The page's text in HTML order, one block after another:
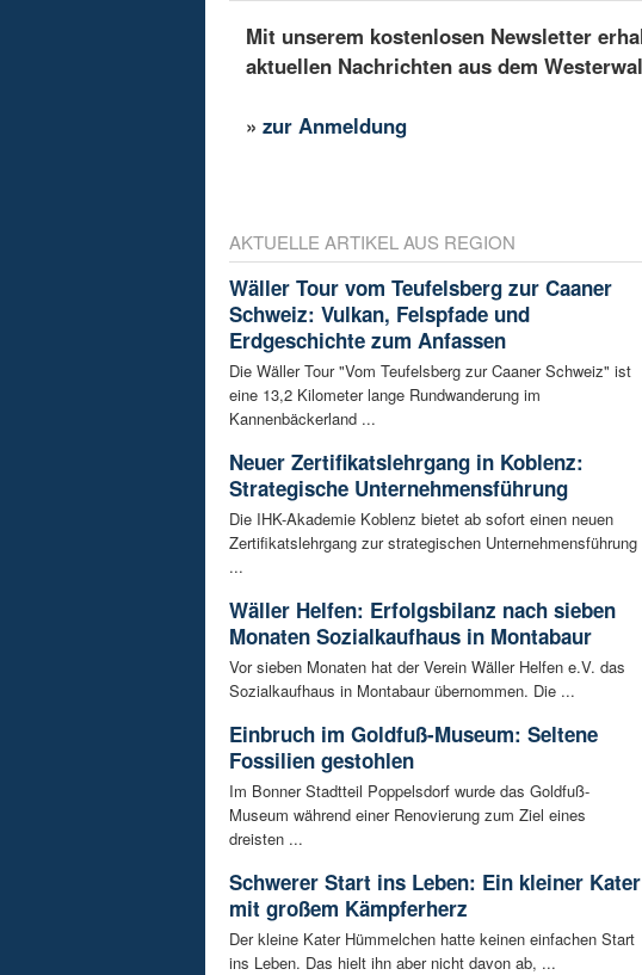
Mit unserem kostenlosen Newsletter
aktuellen Nachrichten aus dem
»zur Anmeldung
AKTUELLE ARTIKEL AUS REGION
Wäller Tour vom Teufelsberg zur Caaner
Schweiz: Vulkan, Felspfade und
Erdgeschichte zum Anfassen
Die Wäller Tour "Vom Teufelsberg zur Caaner Schweiz" ist
eine 13,2 Kilometer lange Rundwanderung im
Kannenbäckerland ...
Neuer Zertifikatslehrgang in Koblenz:
Strategische Unternehmensführung
Die IHK-Akademie Koblenz bietet ab sofort einen neuen
Zertifikatslehrgang zur strategischen Unternehmensführung
...
Wäller Helfen: Erfolgsbilanz nach sieben
Monaten Sozialkaufhaus in Montabaur
Vor sieben Monaten hat der Verein Wäller Helfen e.V. das
Sozialkaufhaus in Montabaur übernommen. Die ...
Einbruch im Goldfuß-Museum: Seltene
Fossilien gestohlen
Im Bonner Stadtteil Poppelsdorf wurde das Goldfuß-
Museum während einer Renovierung zum Ziel eines
dreisten ...
Schwerer Start ins Leben: Ein kleiner Kater
mit großem Kämpferherz
Der kleine Kater Hümmelchen hatte keinen einfachen Start
ins Leben. Das hielt ihn aber nicht davon ab, ...